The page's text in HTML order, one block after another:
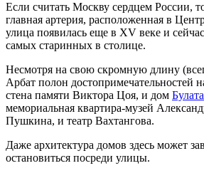
Если считать Москву сердцем России,
главная артерия, расположенная в
улица появилась еще в XV веке и
самых старинных в столице.
Несмотря на свою скромную длину
Арбат полон достопримечательностей
стена памяти Виктора Цоя, и дом
мемориальная квартира-музей
Пушкина, и театр Вахтангова.
Даже архитектура домов здесь может
остановиться посреди улицы.